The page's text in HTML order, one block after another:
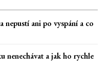
nepustí ani po vyspání a co
nenechávat a jak ho rychle